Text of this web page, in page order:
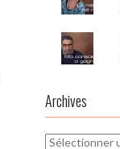
Archives
Archives